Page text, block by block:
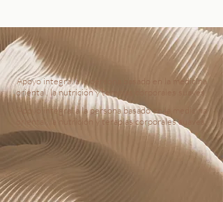
Apoyo integral a la persona basado en la medicina
oriental, la nutrición y terapias corporales suaves.
Apoyo integral a la persona basado en la medicina
oriental, la nutrición y terapias corporales suaves.